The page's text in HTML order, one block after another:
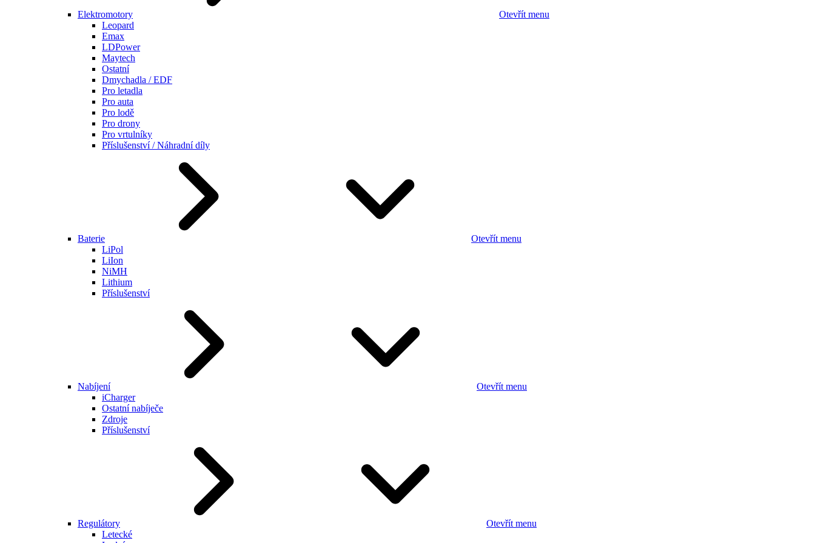
Elektromotory
Otevřít menu
Leopard
Emax
LDPower
Maytech
Ostatní
Dmychadla / EDF
Pro letadla
Pro auta
Pro lodě
Pro drony
Pro vrtulníky
Příslušenství / Náhradní díly
Baterie
Otevřít menu
LiPol
LiIon
NiMH
Lithium
Příslušenství
Nabíjení
Otevřít menu
iCharger
Ostatní nabíječe
Zdroje
Příslušenství
Regulátory
Otevřít menu
Letecké